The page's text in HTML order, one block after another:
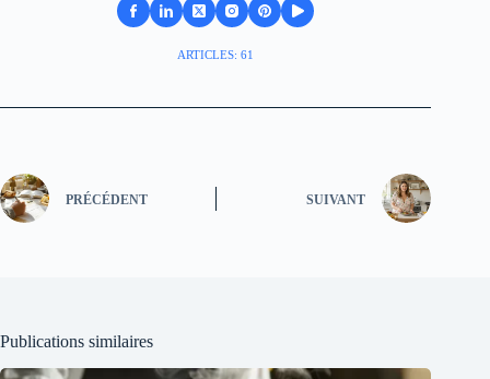
ARTICLES: 61
PRÉCÉDENT SUIVANT
Publications similaires